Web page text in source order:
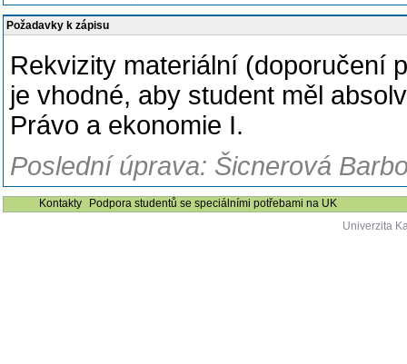
Požadavky k zápisu
Rekvizity materiální (doporučení
je vhodné, aby student měl
Právo a ekonomie I.
Poslední úprava: Šicnerová
Kontakty
Podpora studentů se speciálními potřebami na UK
Univerzita